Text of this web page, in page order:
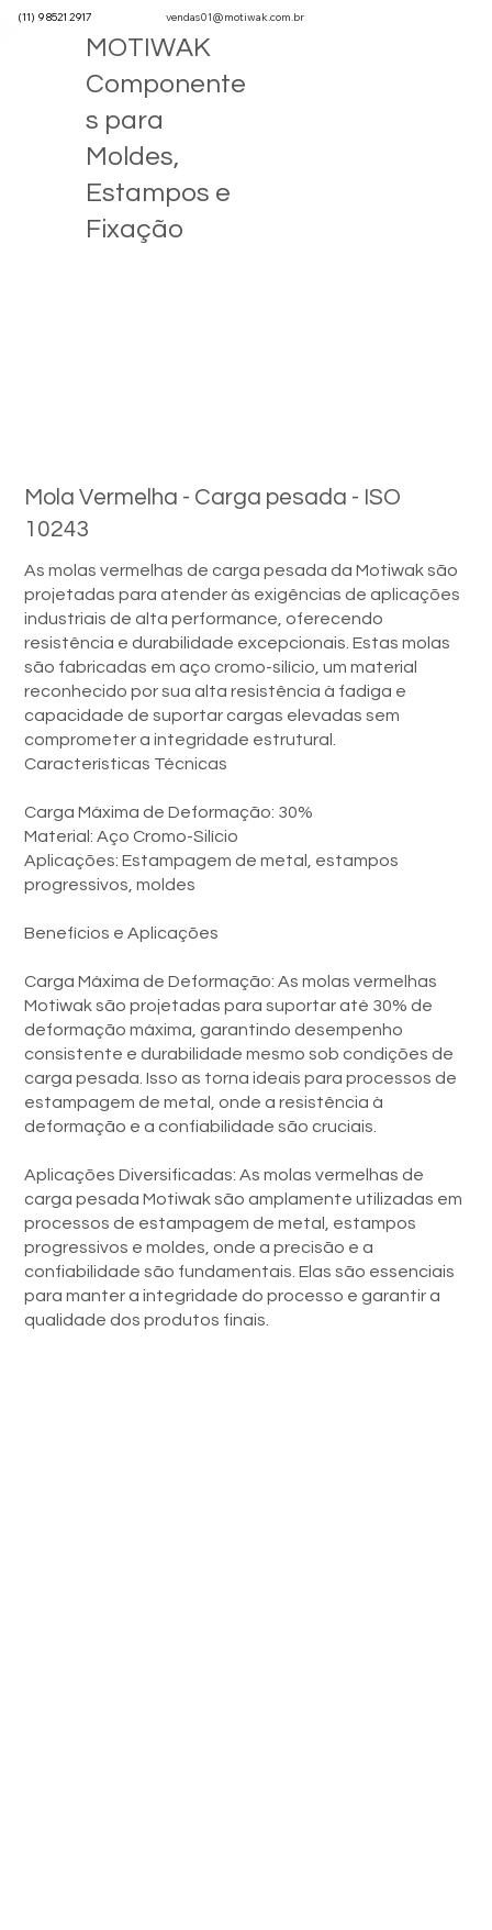
(11) 9 8521 2917 vendas01@motiwak.com.br
MOTIWAK
Componente
s para
Moldes,
Estampos e
Fixação
Mola Vermelha - Carga pesada - ISO
10243
As molas vermelhas de carga pesada da Motiwak são
projetadas para atender às exigências de aplicações
industriais de alta performance, oferecendo
resistência e durabilidade excepcionais. Estas molas
são fabricadas em aço cromo-silício, um material
reconhecido por sua alta resistência à fadiga e
capacidade de suportar cargas elevadas sem
comprometer a integridade estrutural.
Características Técnicas
Carga Máxima de Deformação: 30%
Material: Aço Cromo-Silício
Aplicações: Estampagem de metal, estampos
progressivos, moldes
Benefícios e Aplicações
Carga Máxima de Deformação: As molas vermelhas
Motiwak são projetadas para suportar até 30% de
deformação máxima, garantindo desempenho
consistente e durabilidade mesmo sob condições de
carga pesada. Isso as torna ideais para processos de
estampagem de metal, onde a resistência à
deformação e a confiabilidade são cruciais.
Aplicações Diversificadas: As molas vermelhas de
carga pesada Motiwak são amplamente utilizadas em
processos de estampagem de metal, estampos
progressivos e moldes, onde a precisão e a
confiabilidade são fundamentais. Elas são essenciais
para manter a integridade do processo e garantir a
qualidade dos produtos finais.